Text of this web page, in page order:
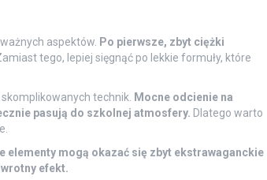
aspektów. Po pierwsze, zbyt ciężki
tego, lepiej sięgnąć po lekkie formuły, które
technik.
Mocne odcienie na
pasują do szkolnej atmosfery. Dlatego warto
elementy mogą okazać się zbyt ekstrawaganckie
efekt.